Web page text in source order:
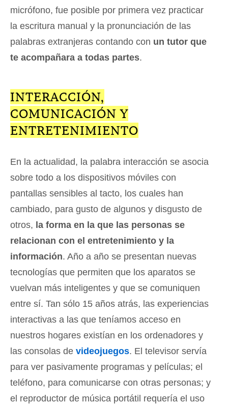
micrófono, fue posible por primera vez practicar
la escritura manual y la pronunciación de las
palabras extranjeras contando con un tutor que
te acompañara a todas partes.
INTERACCIÓN,
COMUNICACIÓN Y
ENTRETENIMIENTO
En la actualidad, la palabra interacción se asocia
sobre todo a los dispositivos móviles con
pantallas sensibles al tacto, los cuales han
cambiado, para gusto de algunos y disgusto de
otros, la forma en la que las personas se
relacionan con el entretenimiento y la
información. Año a año se presentan nuevas
tecnologías que permiten que los aparatos se
vuelvan más inteligentes y que se comuniquen
entre sí. Tan sólo 15 años atrás, las experiencias
interactivas a las que teníamos acceso en
nuestros hogares existían en los ordenadores y
las consolas de videojuegos. El televisor servía
para ver pasivamente programas y películas; el
teléfono, para comunicarse con otras personas; y
el reproductor de música portátil requería el uso